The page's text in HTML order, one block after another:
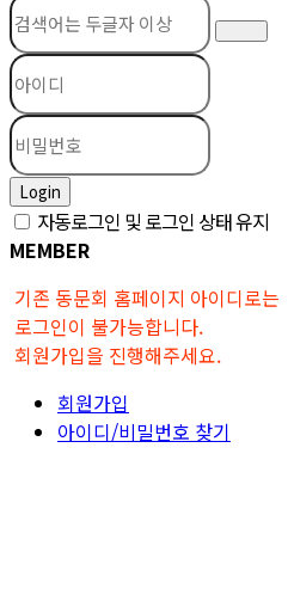
Login
자동로그인 및 로그인 상태 유지
MEMBER
기존 동문회 홈페이지 아이디로는
로그인이 불가능합니다.
회원가입을 진행해주세요.
회원가입
아이디/비밀번호 찾기